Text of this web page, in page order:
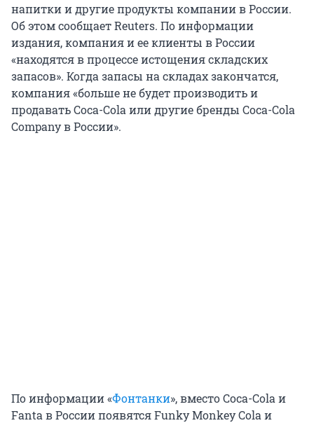
напитки и другие продукты компании в России.
Об этом сообщает Reuters. По информации
издания, компания и ее клиенты в России
«находятся в процессе истощения складских
запасов». Когда запасы на складах закончатся,
компания «больше не будет производить и
продавать Coca-Cola или другие бренды Coca-Cola
Company в России».
По информации «Фонтанки», вместо Coca-Cola и
Fanta в России появятся Funky Monkey Cola и